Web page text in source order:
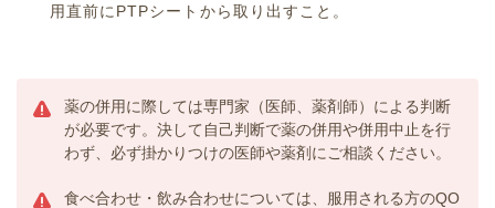
用直前にPTPシートから取り出すこと。
薬の併用に際しては専門家（医師、薬剤師）による判断
が必要です。決して自己判断で薬の併用や併用中止を行
わず、必ず掛かりつけの医師や薬剤にご相談ください。
食べ合わせ・飲み合わせについては、服用される方のQO